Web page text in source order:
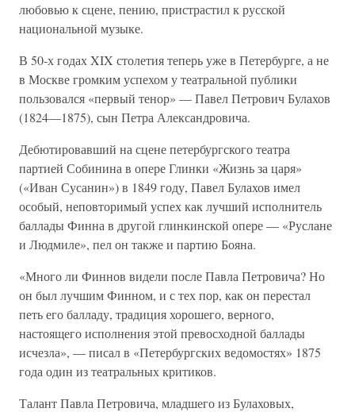
любовью к сцене, пению, пристрастил к русской
национальной музыке.
В 50-х годах XIX столетия теперь уже в Петербурге, а не
в Москве громким успехом у театральной публики
пользовался «первый тенор» — Павел Петрович Булахов
(1824—1875), сын Петра Александровича.
Дебютировавший на сцене петербургского театра
партией Собинина в опере Глинки «Жизнь за царя»
(«Иван Сусанин») в 1849 году, Павел Булахов имел
особый, неповторимый успех как лучший исполнитель
баллады Финна в другой глинкинской опере — «Руслане
и Людмиле», пел он также и партию Бояна.
«Много ли Финнов видели после Павла Петровича? Но
он был лучшим Финном, и с тех пор, как он перестал
петь его балладу, традиция хорошего, верного,
настоящего исполнения этой превосходной баллады
исчезла», — писал в «Петербургских ведомостях» 1875
года один из театральных критиков.
Талант Павла Петровича, младшего из Булаховых,